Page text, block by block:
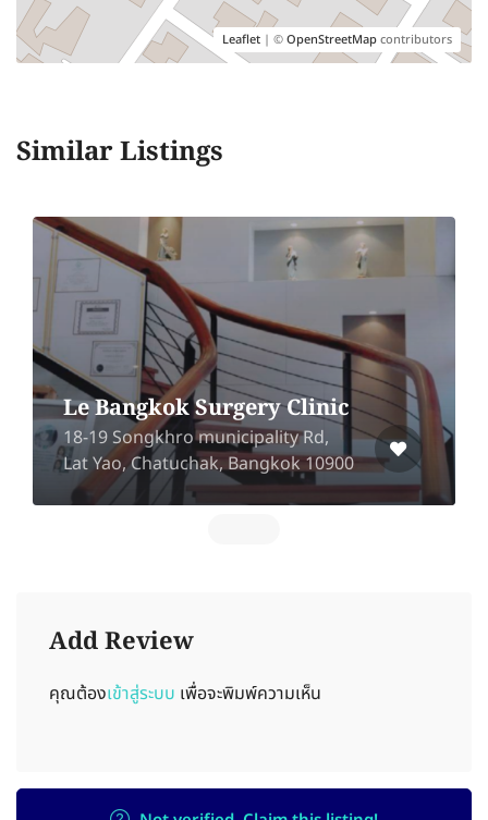
Leaflet | ©OpenStreetMapcontributors
Similar Listings
Riches Great Clinic
(Robinson Future Park
Rangsit)
Riches Great Clinic, G Floor,
Robinson Zone, Future Park
Rangsit, Thanyaburi, Pathum Thani
12130
Add Review
คุณต้องเข้าสู่ระบบ เพื่อจะพิมพ์ความเห็น